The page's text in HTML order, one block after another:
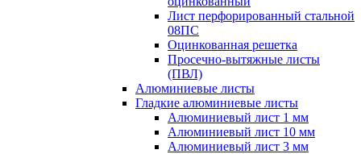
Лист перфорированный стальной
08ПС
Оцинкованная решетка
Просечно-вытяжные листы
(ПВЛ)
Алюминиевые листы
Гладкие алюминиевые листы
Алюминиевый лист 1 мм
Алюминиевый лист 10 мм
Алюминиевый лист 3 мм